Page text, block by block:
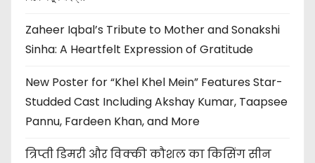
Zaheer Iqbal’s Tribute to Mother and Sonakshi
Sinha: A Heartfelt Expression of Gratitude
New Poster for “Khel Khel Mein” Features Star-
Studded Cast Including Akshay Kumar, Taapsee
Pannu, Fardeen Khan, and More
त्रिप्ती डिमरी और विक्की कौशल का किसिंग सीन